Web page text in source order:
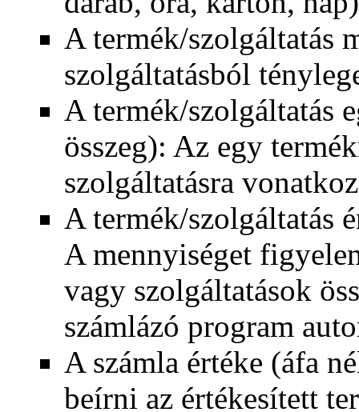
A termék/szolgáltatás
szolgáltatásból
A termék/szolgáltatás
összeg): Az egy
szolgáltatásra
A termék/szolgáltatás
A mennyiséget
vagy szolgáltatások
számlázó program
A számla értéke (áfa
beírni az értékesített